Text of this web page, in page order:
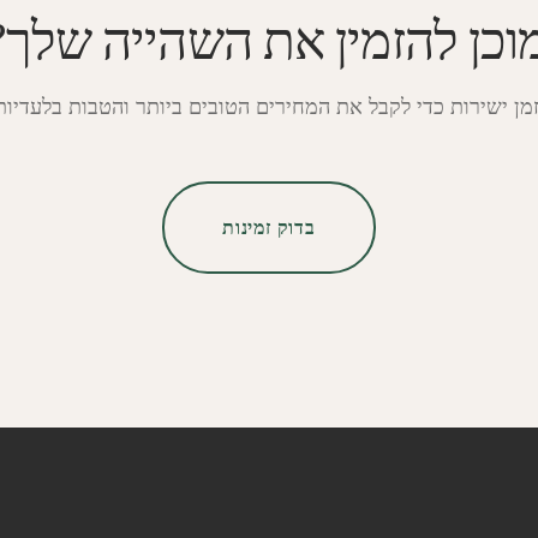
להזמין את השהייה
ישירות כדי לקבל את המחירים הטובים ביותר והטבות
בדוק זמינות